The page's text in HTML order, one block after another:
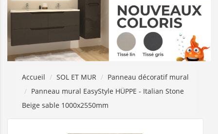
Accueil SOL ET MUR
Panneau décoratif mural
Panneau mural EasyStyle HÜPPE - Italian Stone
Beige sable 1000x2550mm